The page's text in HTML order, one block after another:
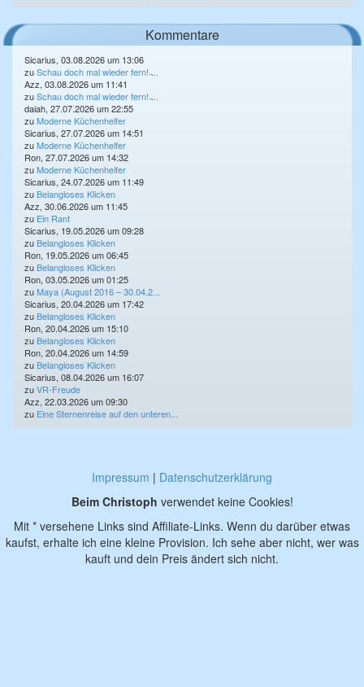
Kommentare
Sicarius, 03.08.2026 um 13:06
zuSchau doch mal wieder fern! ̵...
Azz, 03.08.2026 um 11:41
zuSchau doch mal wieder fern! ̵...
daiah, 27.07.2026 um 22:55
zuModerne Küchenhelfer
Sicarius, 27.07.2026 um 14:51
zuModerne Küchenhelfer
Ron, 27.07.2026 um 14:32
zuModerne Küchenhelfer
Sicarius, 24.07.2026 um 11:49
zu Belangloses Klicken
Azz, 30.06.2026 um 11:45
zu Ein Rant
Sicarius, 19.05.2026 um 09:28
zu Belangloses Klicken
Ron, 19.05.2026 um 06:45
zu Belangloses Klicken
Ron, 03.05.2026 um 01:25
zuMaya (August 2016 – 30.04.2...
Sicarius, 20.04.2026 um 17:42
zu Belangloses Klicken
Ron, 20.04.2026 um 15:10
zu Belangloses Klicken
Ron, 20.04.2026 um 14:59
zu Belangloses Klicken
Sicarius, 08.04.2026 um 16:07
zuVR-Freude
Azz, 22.03.2026 um 09:30
zu Eine Sternenreise auf den unteren...
Impressum | Datenschutzerklärung
Beim Christoph verwendet keine Cookies!
Mit * versehene Links sind Affiliate-Links. Wenn du darüber etwas
kaufst, erhalte ich eine kleine Provision. Ich sehe aber nicht, wer was
kauft und dein Preis ändert sich nicht.